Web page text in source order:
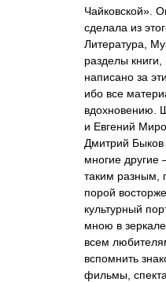
Чайковской».
сделала из
Литература,
разделы
написано за
ибо все
вдохновению.
и Евгений
Дмитрий Быков
многие
таким разным,
порой
культурный
мною в
всем
вспомнить
фильмы,